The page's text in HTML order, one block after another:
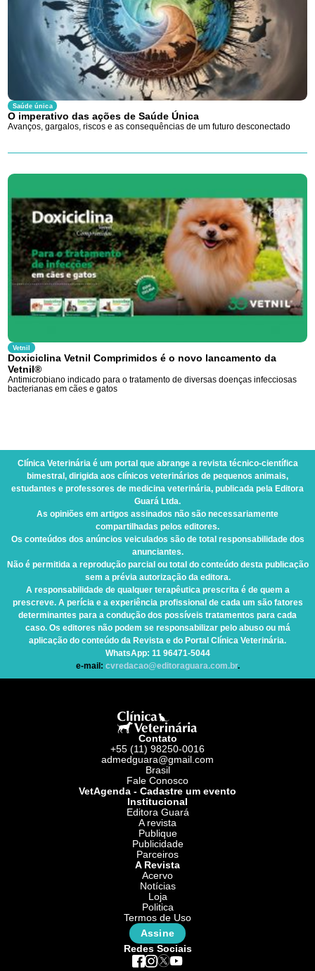
Saúde única
O imperativo das ações de Saúde Única
Avanços, gargalos, riscos e as consequências de um futuro desconectado
Vetnil
Doxiciclina Vetnil Comprimidos é o novo lancamento da
Vetnil®
Antimicrobiano indicado para o tratamento de diversas doenças infecciosas
bacterianas em cães e gatos
Clínica Veterinária é um portal que abrange a revista técnico-científica
bimestral, dirigida aos clínicos veterinários de pequenos animais,
estudantes e professores de medicina veterinária, publicada pela Editora
Guará Ltda.
As opiniões em artigos assinados não são necessariamente
compartilhadas pelos editores.
Os conteúdos dos anúncios veiculados são de total responsabilidade dos
anunciantes.
Não é permitida a reprodução parcial ou total do conteúdo desta publicação
sem a prévia autorização da editora.
A responsabilidade de qualquer terapêutica prescrita é de quem a
prescreve. A perícia e a experiência profissional de cada um são fatores
determinantes para a condução dos possíveis tratamentos para cada
caso. Os editores não podem se responsabilizar pelo abuso ou má
aplicação do conteúdo da Revista e do Portal Clínica Veterinária.
WhatsApp: 11 96471-5044
e-mail: cvredacao@editoraguara.com.br.
Contato
+55 (11) 98250-0016
admedguara@gmail.com
Brasil
Fale Conosco
VetAgenda - Cadastre um evento
Institucional
Editora Guará
A revista
Publique
Publicidade
Parceiros
A Revista
Acervo
Notícias
Loja
Politica
Termos de Uso
Assine
Redes Sociais